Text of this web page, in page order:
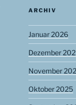
ARCHIV
Januar 2026
Dezember
November
Oktober 2025